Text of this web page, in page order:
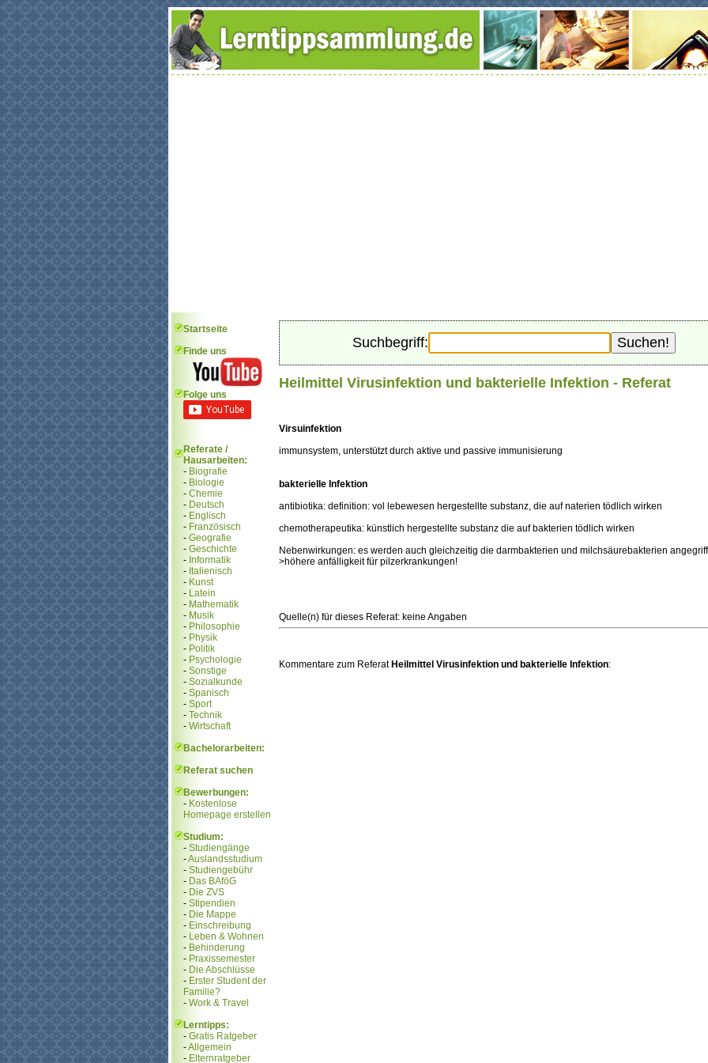
Startseite
Finde uns
Folge uns
Referate /
Hausarbeiten:
- Biografie
- Biologie
- Chemie
- Deutsch
- Englisch
- Französisch
- Geografie
- Geschichte
- Informatik
- Italienisch
- Kunst
- Latein
- Mathematik
- Musik
- Philosophie
- Physik
- Politik
- Psychologie
- Sonstige
- Sozialkunde
- Spanisch
- Sport
- Technik
- Wirtschaft
Bachelorarbeiten:
Referat suchen
Bewerbungen:
- Kostenlose
Homepage erstellen
Studium:
- Studiengänge
-Auslandsstudium
- Studiengebühr
- Das BAföG
- Die ZVS
- Stipendien
- Die Mappe
- Einschreibung
- Leben & Wohnen
- Behinderung
- Praxissemester
- Die Abschlüsse
- Erster Student der
Familie?
- Work & Travel
Lerntipps:
- Gratis Ratgeber
-Allgemein
- Elternratgeber
Suchbegriff:
Heilmittel Virusinfektion und bakterielle Infektion - Referat
Virsuinfektion
immunsystem, unterstützt durch aktive und passive immunisierung
bakterielle Infektion
antibiotika: definition: vol lebewesen hergestellte substanz, die auf naterien tödlich wirken
chemotherapeutika: künstlich hergestellte substanz die auf bakterien tödlich wirken
Nebenwirkungen: es werden auch gleichzeitig die darmbakterien und milchsäurebakterien
>höhere anfälligkeit für pilzerkrankungen!
Quelle(n) für dieses Referat: keine Angaben
Kommentare zum Referat Heilmittel Virusinfektion und bakterielle Infektion: